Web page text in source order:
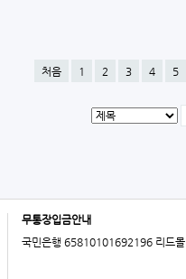
처음 1 2 3 4 5
무통장입금안내
국민은행 65810101692196 리드몰